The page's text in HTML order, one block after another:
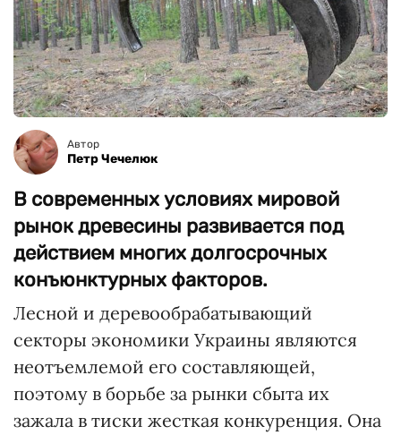
Автор
Петр Чечелюк
В современных условиях мировой
рынок древесины развивается под
действием многих долгосрочных
конъюнктурных факторов.
Лесной и деревообрабатывающий
секторы экономики Украины являются
неотъемлемой его составляющей,
поэтому в борьбе за рынки сбыта их
зажала в тиски жесткая конкуренция. Она